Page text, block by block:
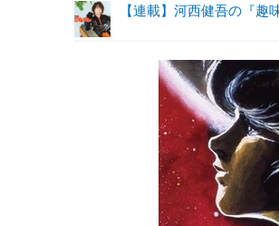
【連載】河西健吾の『趣